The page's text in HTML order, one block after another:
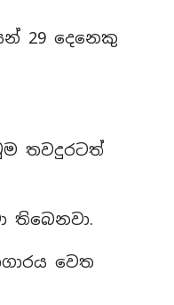
29 දෙනෙකු
තවදුරටත්
තිබෙනවා.
වෙත